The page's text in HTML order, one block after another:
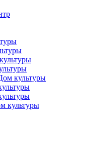
культуры
культуры